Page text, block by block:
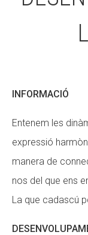
INFORMACIÓ
Entenem les
expressió
manera de
nos del que ens
La que cadascú
Fes voluntariat
Fes voluntariat